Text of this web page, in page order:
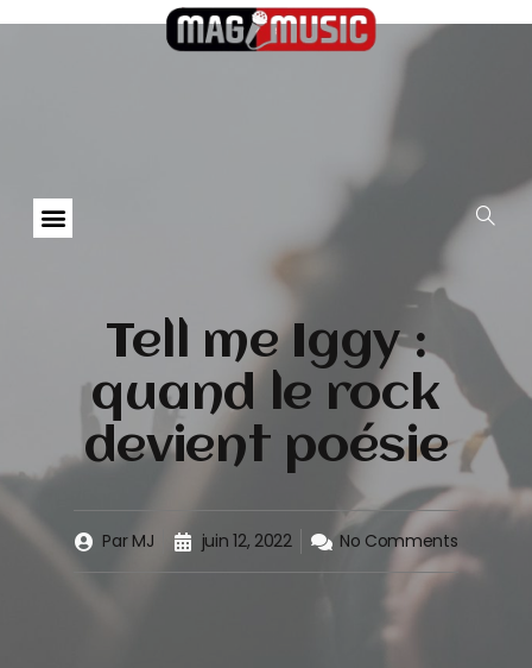
Tell me Iggy :
quand le rock
devient poésie
ParMJ juin 12, 2022 No Comments